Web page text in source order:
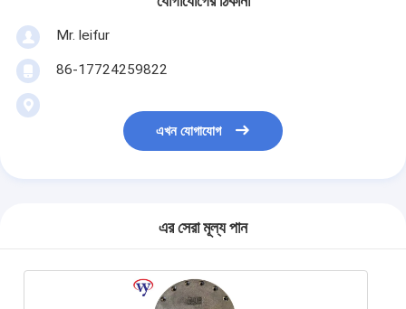
Mr. leifur
86-17724259822
এখন যোগাযোগ
এর সেরা মূল্য পান